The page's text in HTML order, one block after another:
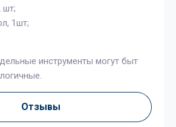
шт;
1шт;
инструменты могут быт
Отзывы